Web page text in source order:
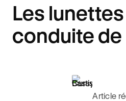
Les
conduite de
Article